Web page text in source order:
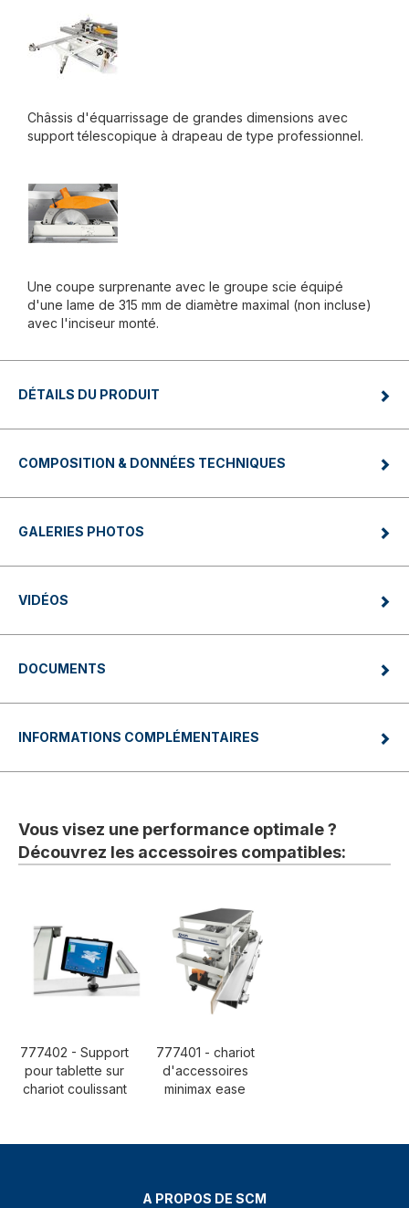
Châssis d'équarrissage de grandes dimensions avec
support télescopique à drapeau de type professionnel.
Une coupe surprenante avec le groupe scie équipé
d'une lame de 315 mm de diamètre maximal (non incluse)
avec l'inciseur monté.
DÉTAILS DU PRODUIT
COMPOSITION & DONNÉES TECHNIQUES
GALERIES PHOTOS
VIDÉOS
DOCUMENTS
INFORMATIONS COMPLÉMENTAIRES
Vous visez une performance optimale ?
Découvrez les accessoires compatibles:
777402 - Support
pour tablette sur
chariot coulissant
777401 - chariot
d'accessoires
minimax ease
A PROPOS DE SCM